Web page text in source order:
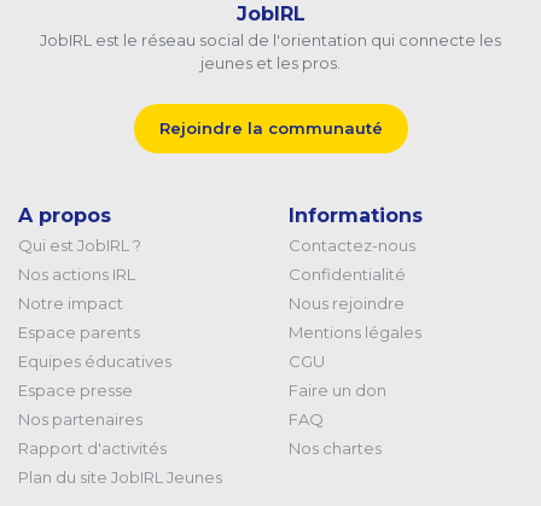
JobIRL
JobIRL est le réseau social de l'orientation qui connecte les
jeunes et les pros.
Rejoindre la communauté
A propos
Qui est JobIRL ?
Nos actions IRL
Notre impact
Espace parents
Equipes éducatives
Espace presse
Nos partenaires
Rapport d'activités
Plan du site JobIRL Jeunes
Informations
Contactez-nous
Confidentialité
Nous rejoindre
Mentions légales
CGU
Faire un don
FAQ
Nos chartes